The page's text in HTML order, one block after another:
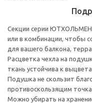
Секции серии ЮТХОЛЬМЕН
или в комбинации, чтобы
для вашего балкона,
Расцветка чехла на
ткань устойчива к
Подушка не скользит
противоскользящим
Можно убирать на